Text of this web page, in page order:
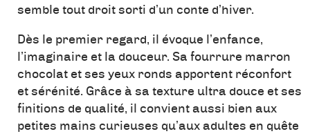
semble tout droit sorti d’un conte d’hiver.
Dès le premier regard, il évoque l’enfance,
l’imaginaire et la douceur. Sa fourrure marron
chocolat et ses yeux ronds apportent réconfort
et sérénité. Grâce à sa texture ultra douce et ses
finitions de qualité, il convient aussi bien aux
petites mains curieuses qu’aux adultes en quête